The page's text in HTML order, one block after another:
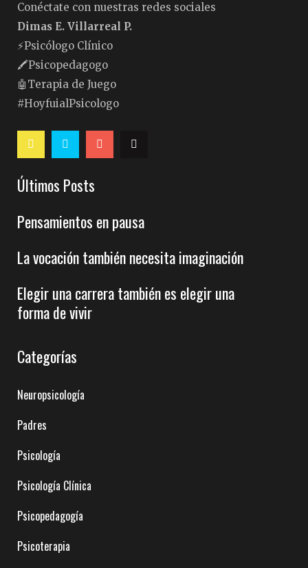
Conéctate con nuestras redes sociales
Dimas E. Villarreal P.
⚡️Psicólogo Clínico
🖍Psicopedagogo
🤖Terapia de Juego
#HoyfuialPsicologo
Últimos Posts
Pensamientos en pausa
La vocación también necesita imaginación
Elegir una carrera también es elegir una
forma de vivir
Categorías
Neuropsicología
Padres
Psicología
Psicología Clínica
Psicopedagogía
Psicoterapia